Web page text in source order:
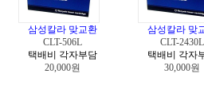
삼성칼라 맞교환
CLT-506L
택배비 각자부담
20,000원
삼성칼라 맞
CLT-2430L
택배비 각자
30,000원